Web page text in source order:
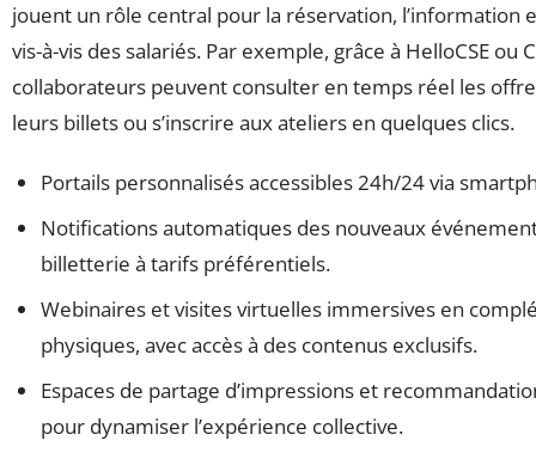
jouent un rôle central pour la réservation, l’information
vis-à-vis des salariés. Par exemple, grâce à HelloCSE ou
collaborateurs peuvent consulter en temps réel les
leurs billets ou s’inscrire aux ateliers en quelques clics.
Portails personnalisés accessibles 24h/24 via
Notifications automatiques des nouveaux
billetterie à tarifs préférentiels.
Webinaires et visites virtuelles immersives en
physiques, avec accès à des contenus exclusifs.
Espaces de partage d’impressions et
pour dynamiser l’expérience collective.